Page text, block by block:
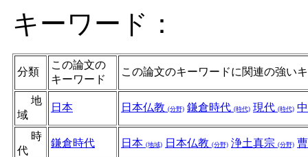
キーワード：
分類
この論文の
キーワード
この論文のキーワードに関連の強い
地
域
日本 日本仏教 (分野) 鎌倉時代 (時代) 現代 (時代)
時
代
鎌倉時代 日本 (地域) 日本仏教 (分野) 浄土真宗 (分野)